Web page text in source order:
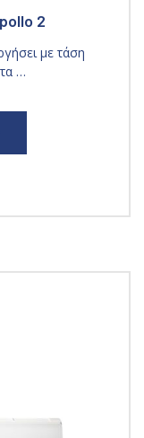
2
με τάση
…